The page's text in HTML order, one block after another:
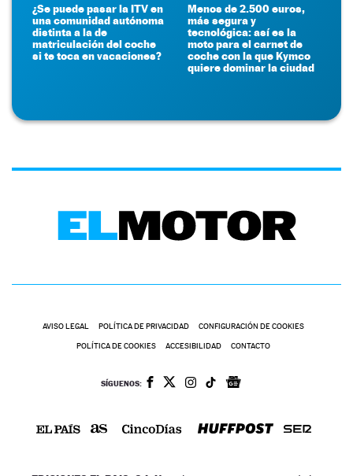
¿Se puede pasar la ITV en
una comunidad autónoma
distinta a la de
matriculación del coche
si te toca en vacaciones?
Menos de 2.500 euros,
más segura y
tecnológica: así es la
moto para el carnet de
coche con la que Kymco
quiere dominar la ciudad
AVISO LEGAL POLÍTICA DE PRIVACIDAD CONFIGURACIÓN DE COOKIES
POLÍTICA DE COOKIES ACCESIBILIDAD CONTACTO
SÍGUENOS: